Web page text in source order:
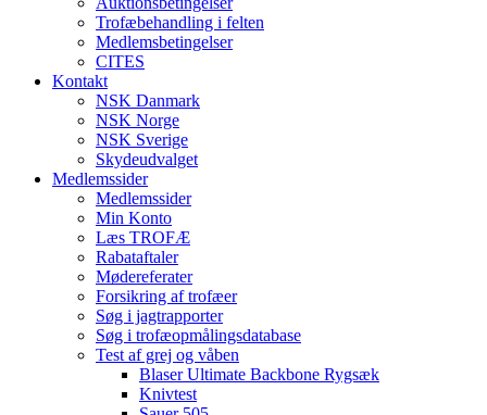
Trofæbehandling i felten
Medlemsbetingelser
CITES
Kontakt
NSK Danmark
NSK Norge
NSK Sverige
Skydeudvalget
Medlemssider
Medlemssider
Min Konto
Læs TROFÆ
Rabataftaler
Mødereferater
Forsikring af trofæer
Søg i jagtrapporter
Søg i trofæopmålingsdatabase
Test af grej og våben
Blaser Ultimate Backbone Rygsæk
Knivtest